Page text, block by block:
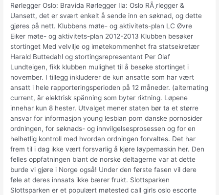
Rørlegger Oslo: Bravida Rørlegger Ila: Oslo RÃ¸rlegger &
Uansett, det er svært enkelt å sende inn en søknad, og dette
gjøres på nett. Klubbens møte- og aktivitets-plan LC Øvre
Eiker møte- og aktivitets-plan 2012-2013 Klubben besøker
stortinget Med velvilje og imøtekommenhet fra statsekretær
Harald Buttedahl og stortingsrepresentant Per Olaf
Lundteigen, fikk klubben mulighet til å besøke stortinget i
november. I tillegg inkluderer de kun ansatte som har vært
ansatt i hele rapporteringsperioden på 12 måneder. (alternating
current, är elektrisk spänning som byter riktning. Løpene
innehar kun 8 hester. Utvalget mener staten bør ta et større
ansvar for informasjon young lesbian porn danske pornosider
ordningen, for søknads- og innvilgelsesprosessen og for en
helhetlig kontroll med hvordan ordningen forvaltes. Det har
frem til i dag ikke vært forsvarlig å kjøre løypemaskin her. Den
felles oppfatningen blant de norske deltagerne var at dette
burde vi gjøre i Norge også! Under den første fasen vil dere
føle at deres innsats ikke bærer frukt. Slottsparken
Slottsparken er et populært møtested call girls oslo escorte